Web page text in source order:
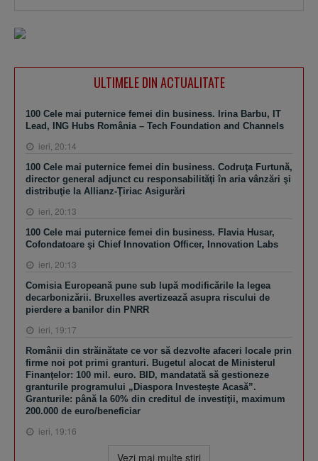
ULTIMELE DIN ACTUALITATE
100 Cele mai puternice femei din business. Irina Barbu, IT
Lead, ING Hubs România – Tech Foundation and Channels
ieri, 20:14
100 Cele mai puternice femei din business. Codruţa Furtună,
director general adjunct cu responsabilităţi în aria vânzări şi
distribuţie la Allianz-Ţiriac Asigurări
ieri, 20:13
100 Cele mai puternice femei din business. Flavia Husar,
Cofondatoare şi Chief Innovation Officer, Innovation Labs
ieri, 20:13
Comisia Europeană pune sub lupă modificările la legea
decarbonizării. Bruxelles avertizează asupra riscului de
pierdere a banilor din PNRR
ieri, 19:17
Românii din străinătate ce vor să dezvolte afaceri locale prin
firme noi pot primi granturi. Bugetul alocat de Ministerul
Finanţelor: 100 mil. euro. BID, mandatată să gestioneze
granturile programului „Diaspora Investeşte Acasă”.
Granturile: până la 60% din creditul de investiţii, maximum
200.000 de euro/beneficiar
ieri, 19:16
Vezi mai multe ştiri